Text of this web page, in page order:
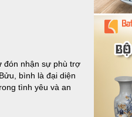
đón nhận sự phù trợ
bình là đại diện
tình yêu và an